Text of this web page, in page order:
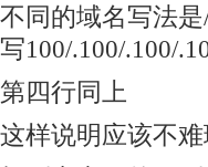
不同的域名写法
写100/.100/.100/
第四行同上
这样说明应该不